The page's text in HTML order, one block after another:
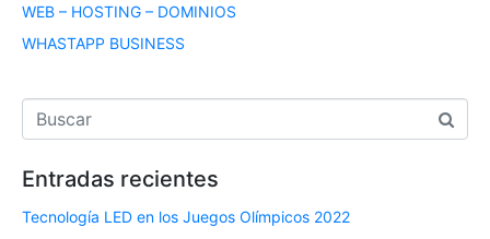
WEB – HOSTING – DOMINIOS
WHASTAPP BUSINESS
Entradas recientes
Tecnología LED en los Juegos Olímpicos 2022